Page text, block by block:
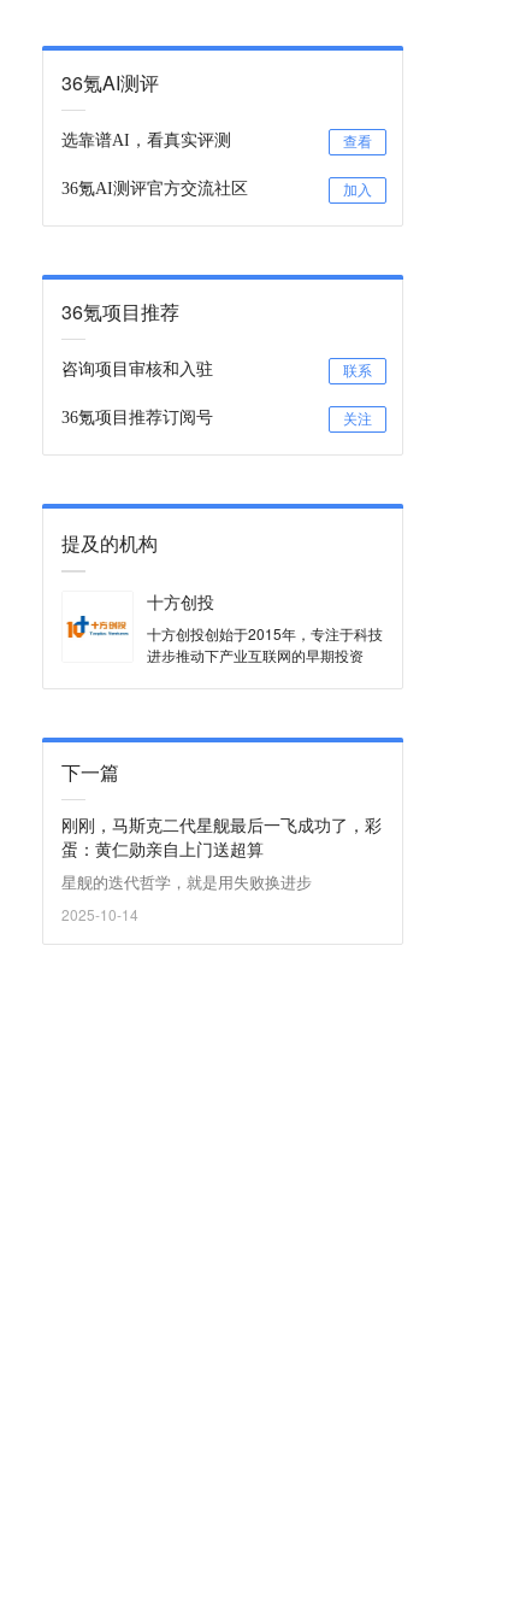
36氪AI测评
选靠谱AI，看真实评测 查看
36氪AI测评官方交流社区 加入
36氪项目推荐
咨询项目审核和入驻 联系
36氪项目推荐订阅号 关注
提及的机构
十方创投
十方创投创始于2015年，专注于科技
进步推动下产业互联网的早期投资
下一篇
刚刚，马斯克二代星舰最后一飞成功了，彩
蛋：黄仁勋亲自上门送超算
星舰的迭代哲学，就是用失败换进步
2025-10-14